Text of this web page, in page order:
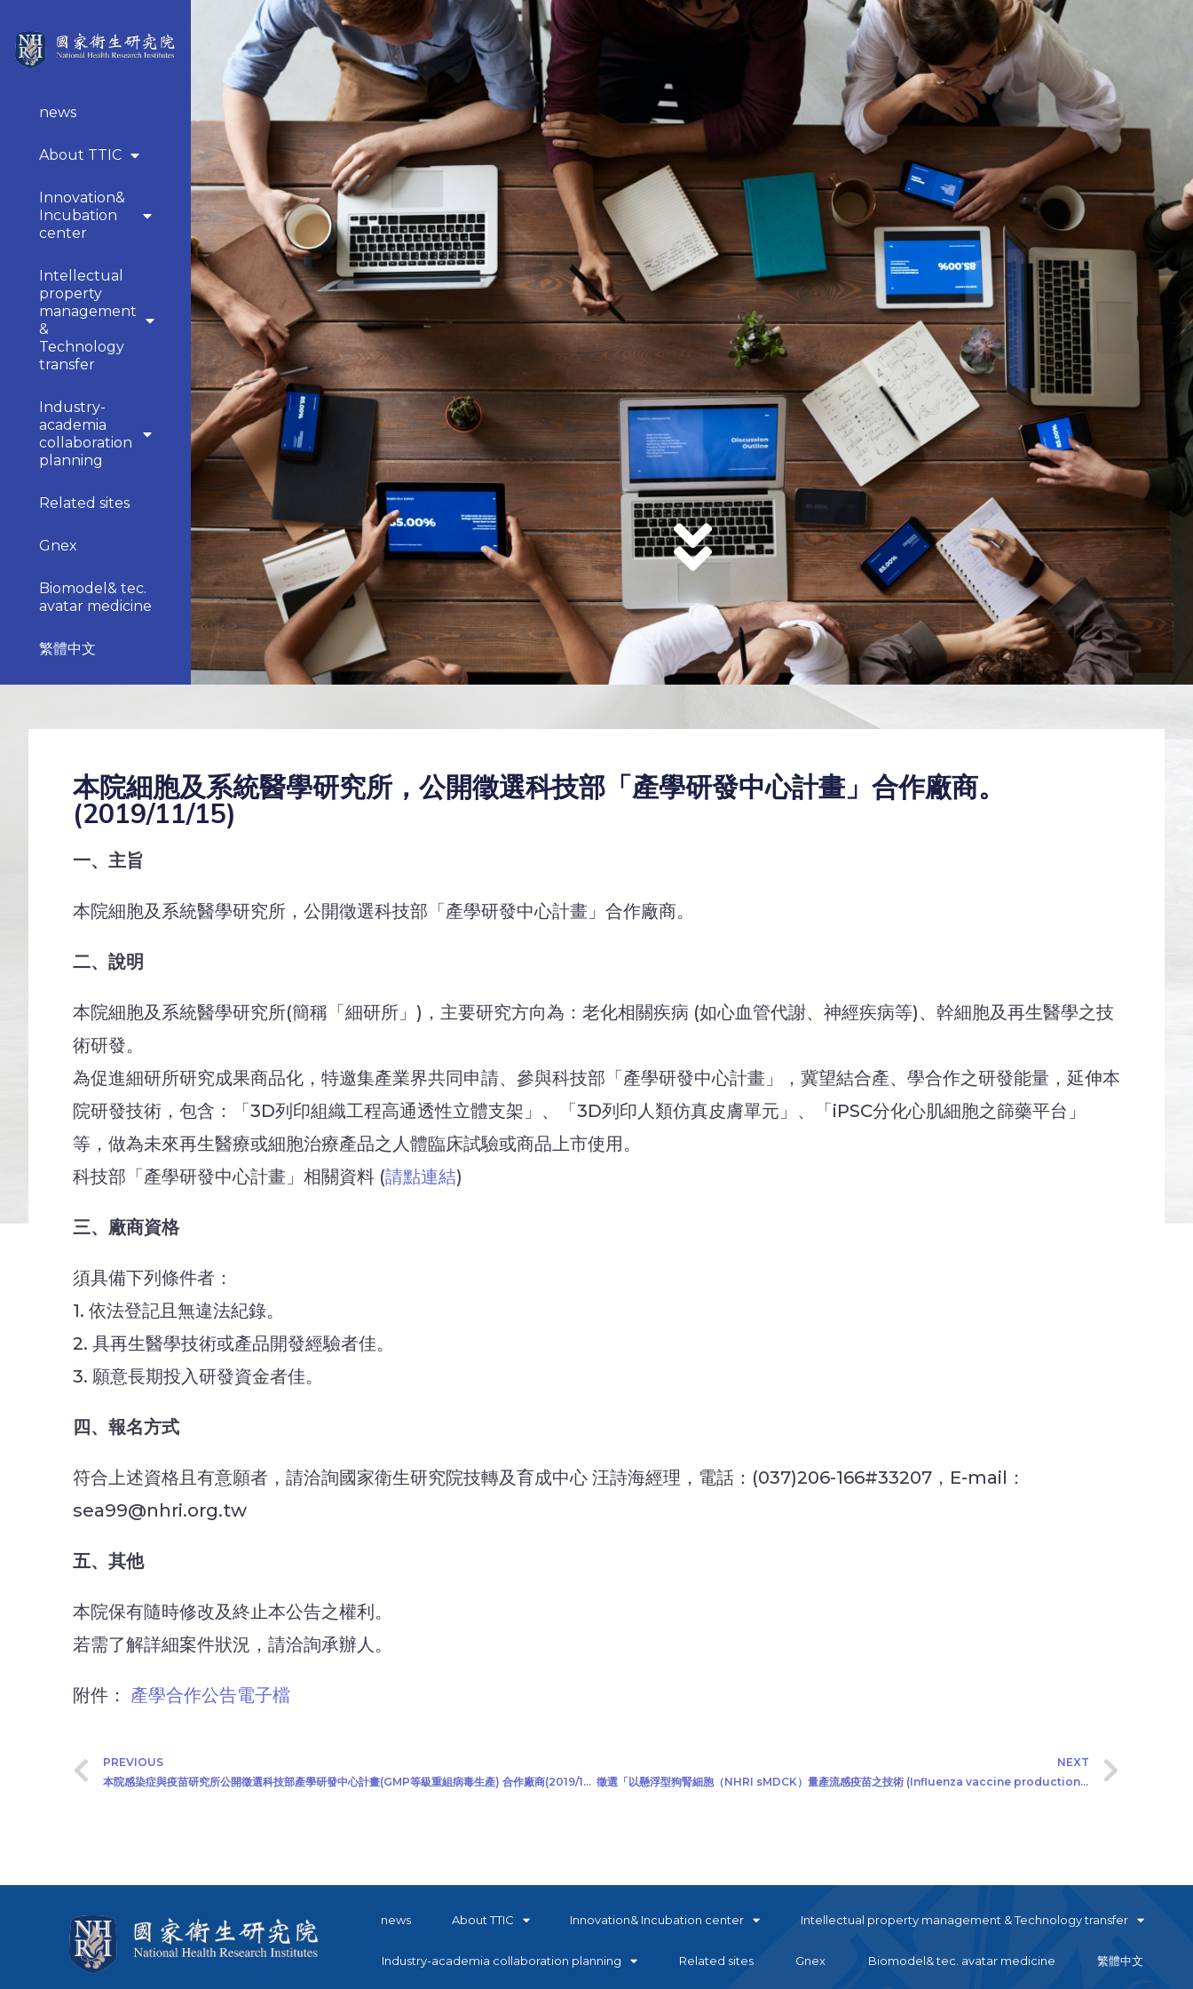
news
About TTIC
Innovation&
Incubation
center
Intellectual
property
management
&
Technology
transfer
Industry-
academia
collaboration
planning
Related sites
Gnex
Biomodel& tec.
avatar medicine
繁體中文
本院細胞及系統醫學研究所，公開徵選科技部「產學研發中心計畫」合作廠商。
(2019/11/15)
一、主旨
本院細胞及系統醫學研究所，公開徵選科技部「產學研發中心計畫」合作廠商。
二、說明
本院細胞及系統醫學研究所(簡稱「細研所」)，主要研究方向為：老化相關疾病 (如心血管代謝、神經疾病等)、幹細胞及再生醫學之技
術研發。
為促進細研所研究成果商品化，特邀集產業界共同申請、參與科技部「產學研發中心計畫」，冀望結合產、學合作之研發能量，延伸本
院研發技術，包含：「3D列印組織工程高通透性立體支架」、「3D列印人類仿真皮膚單元」、「iPSC分化心肌細胞之篩藥平台」
等，做為未來再生醫療或細胞治療產品之人體臨床試驗或商品上市使用。
科技部「產學研發中心計畫」相關資料 (請點連結)
三、廠商資格
須具備下列條件者：
1. 依法登記且無違法紀錄。
2. 具再生醫學技術或產品開發經驗者佳。
3. 願意長期投入研發資金者佳。
四、報名方式
符合上述資格且有意願者，請洽詢國家衛生研究院技轉及育成中心 汪詩海經理，電話：(037)206-166#33207，E-mail：
sea99@nhri.org.tw
五、其他
本院保有隨時修改及終止本公告之權利。
若需了解詳細案件狀況，請洽詢承辦人。
附件： 產學合作公告電子檔
PREVIOUS
本院感染症與疫苗研究所公開徵選科技部產學研發中心計畫(GMP等級重組病毒生產) 合作廠商(2019/10/07)
NEXT
徵選「以懸浮型狗腎細胞（NHRI sMDCK）量產流感疫苗之技術 (Influenza vaccine production using suspension MDCK cells)」技術移轉廠商(2019/12/4)
news About TTIC Innovation& Incubation center Intellectual property management & Technology transfer
Industry-academia collaboration planning Related sites Gnex Biomodel& tec. avatar medicine 繁體中文